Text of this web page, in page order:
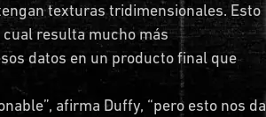
texturas tridimensionales. Esto
resulta mucho más
datos en un producto final que
afirma Duffy, “pero esto nos da